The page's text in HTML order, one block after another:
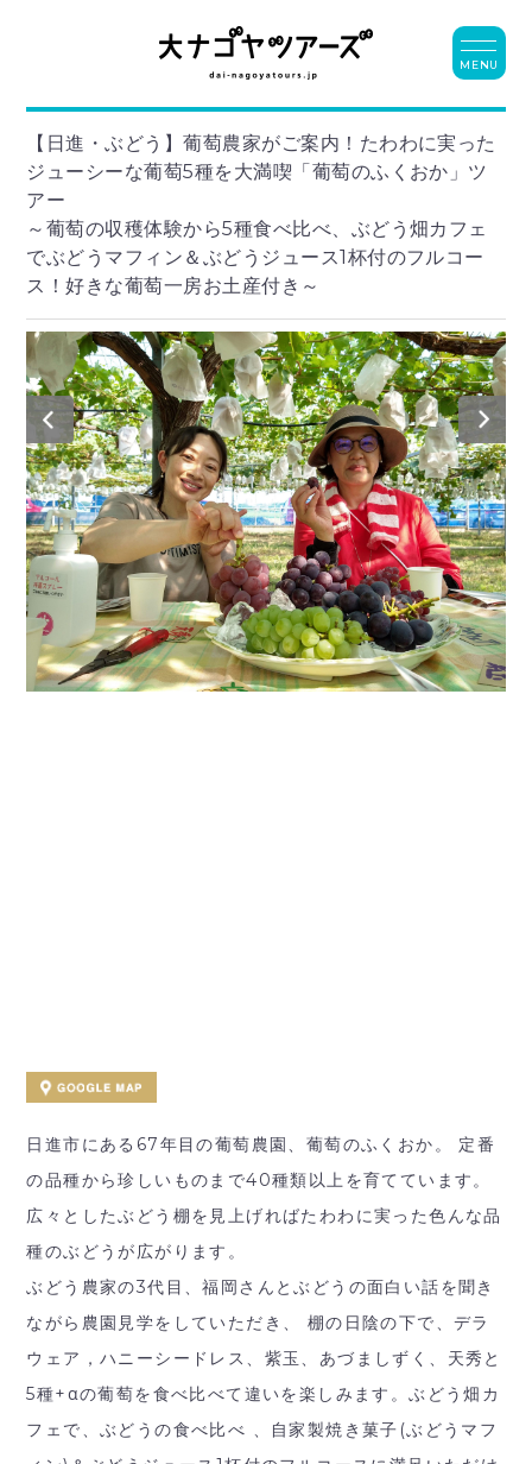
【日進・ぶどう】葡萄農家がご案内！たわわに実った
ジューシーな葡萄5種を大満喫「葡萄のふくおか」ツ
アー
～葡萄の収穫体験から5種食べ比べ、ぶどう畑カフェ
でぶどうマフィン＆ぶどうジュース1杯付のフルコー
ス！好きな葡萄一房お土産付き～
日進市にある67年目の葡萄農園、葡萄のふくおか。 定番
の品種から珍しいものまで40種類以上を育てています。
広々としたぶどう棚を見上げればたわわに実った色んな品
種のぶどうが広がります。
ぶどう農家の3代目、福岡さんとぶどうの面白い話を聞き
ながら農園見学をしていただき、 棚の日陰の下で、デラ
ウェア，ハニーシードレス、紫玉、あづましずく、天秀と
5種+αの葡萄を食べ比べて違いを楽しみます。ぶどう畑カ
フェで、ぶどうの食べ比べ 、自家製焼き菓子(ぶどうマフ
MENU